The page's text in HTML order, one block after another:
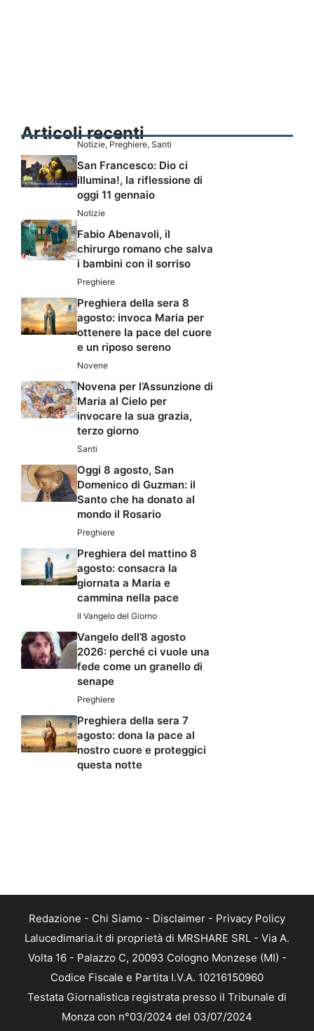
Articoli recenti
Notizie, Preghiere, Santi
San Francesco: Dio ci
illumina!, la riflessione di
oggi 11 gennaio
Notizie
Fabio Abenavoli, il
chirurgo romano che salva
i bambini con il sorriso
Preghiere
Preghiera della sera 8
agosto: invoca Maria per
ottenere la pace del cuore
e un riposo sereno
Novene
Novena per l’Assunzione di
Maria al Cielo per
invocare la sua grazia,
terzo giorno
Santi
Oggi 8 agosto, San
Domenico di Guzman: il
Santo che ha donato al
mondo il Rosario
Preghiere
Preghiera del mattino 8
agosto: consacra la
giornata a Maria e
cammina nella pace
Il Vangelo del Giorno
Vangelo dell’8 agosto
2026: perché ci vuole una
fede come un granello di
senape
Preghiere
Preghiera della sera 7
agosto: dona la pace al
nostro cuore e proteggici
questa notte
Redazione - Chi Siamo - Disclaimer - Privacy Policy
Lalucedimaria.it di proprietà di MRSHARE SRL - Via A.
Volta 16 - Palazzo C, 20093 Cologno Monzese (MI) -
Codice Fiscale e Partita I.V.A. 10216150960
Testata Giornalistica registrata presso il Tribunale di
Monza con n°03/2024 del 03/07/2024